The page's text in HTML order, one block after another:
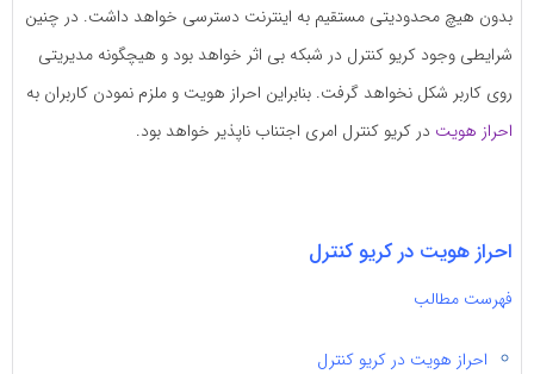
بدون هیچ محدودیتی مستقیم به اینترنت دسترسی خواهد داشت. در چنین
شرایطی وجود کریو کنترل در شبکه بی اثر خواهد بود و هیچگونه مدیریتی
روی کاربر شکل نخواهد گرفت. بنابراین احراز هویت و ملزم نمودن کاربران به
احراز هویتدر کریو کنترل امری اجتناب ناپذیر خواهد بود.
احراز هویت در کریو کنترل
فهرست مطالب
احراز هویت در کریو کنترل